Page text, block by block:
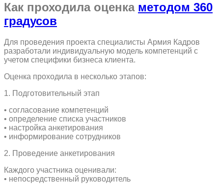
Как проходила оценка методом 360
градусов
Для проведения проекта специалисты Армия Кадров
разработали индивидуальную модель компетенций с
учетом специфики бизнеса клиента.
Оценка проходила в несколько этапов:
1. Подготовительный этап
• согласование компетенций
• определение списка участников
• настройка анкетирования
• информирование сотрудников
2. Проведение анкетирования
Каждого участника оценивали:
• непосредственный руководитель